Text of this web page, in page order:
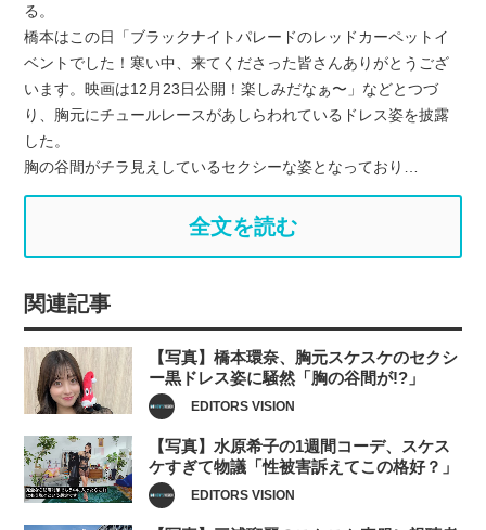
る。
橋本はこの日「ブラックナイトパレードのレッドカーペットイ
ベントでした！寒い中、来てくださった皆さんありがとうござ
います。映画は12月23日公開！楽しみだなぁ〜」などとつづ
り、胸元にチュールレースがあしらわれているドレス姿を披露
した。
胸の谷間がチラ見えしているセクシーな姿となっており…
全文を読む
関連記事
【写真】橋本環奈、胸元スケスケのセクシ
ー黒ドレス姿に騒然「胸の谷間が!?」
EDITORS VISION
【写真】水原希子の1週間コーデ、スケス
ケすぎて物議「性被害訴えてこの格好？」
EDITORS VISION